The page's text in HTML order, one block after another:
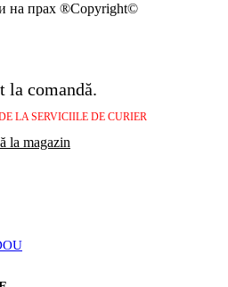
на прах ®Copyright©
la comandă.
LA SERVICIILE DE CURIER
la magazin